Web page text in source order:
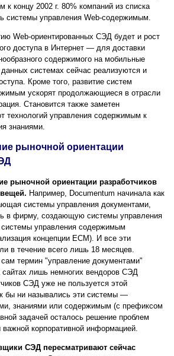
к концу 2002 г. 80% компаний из списка
системы управления Web-содержимым.
Web-ориентированных СЭД будет и рост
доступа в Интернет — для доставки
содержимого на мобильные
системах сейчас реализуются и
Кроме того, развитие систем
ускорят продолжающиеся в отрасли
Становится также заметен
технологий управления содержимым к
знаниями.
рыночной ориентации
рыночной ориентации разработчиков
Например, Documentum начинала как
системы управления документами,
в фирму, создающую системы управления
управления содержимым
концепции ЕСМ). И все эти
в течение всего лишь 18 месяцев.
термин "управление документами"
лишь немногих вендоров СЭД
СЭД уже не пользуется этой
бы ни назывались эти системы —
знаниями или содержимым (с префиксом
задачей осталось решение проблем
важной корпоративной информацией.
СЭД пересматривают сейчас